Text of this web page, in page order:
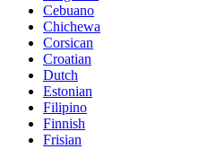
Cebuano
Chichewa
Corsican
Croatian
Dutch
Estonian
Filipino
Finnish
Frisian